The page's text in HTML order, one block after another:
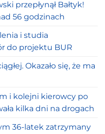
przepłynął Bałtyk!
56 godzinach
i studia
do projektu BUR
Okazało się, że ma
i kolejni kierowcy po
kilka dni na drogach
36-latek zatrzymany